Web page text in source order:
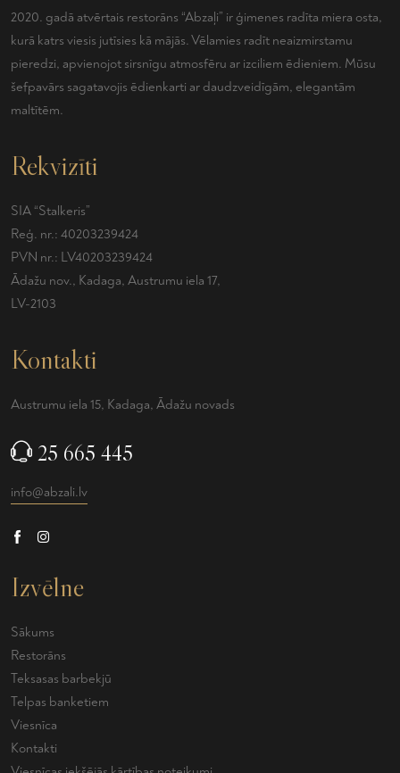
2020. gadā atvērtais restorāns “Abzaļi” ir ģimenes radīta miera osta,
kurā katrs viesis jutīsies kā mājās. Vēlamies radīt neaizmirstamu
pieredzi, apvienojot sirsnīgu atmosfēru ar izciliem ēdieniem. Mūsu
šefpavārs sagatavojis ēdienkarti ar daudzveidīgām, elegantām
maltītēm.
Rekvizīti
SIA “Stalkeris”
Reģ. nr.: 40203239424
PVN nr.: LV40203239424
Ādažu nov., Kadaga, Austrumu iela 17,
LV-2103
Kontakti
Austrumu iela 15, Kadaga, Ādažu novads
25 665 445
info@abzali.lv
Izvēlne
Sākums
Restorāns
Teksasas barbekjū
Telpas banketiem
Viesnīca
Kontakti